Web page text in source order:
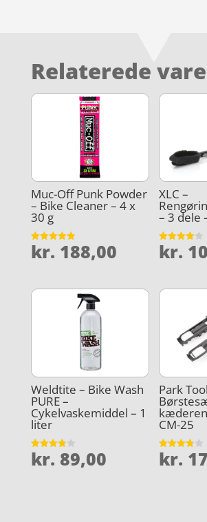
Relaterede
Muc-Off Punk Powder
– Bike Cleaner – 4 x
30 g
Vurderet
4.9
kr. 188,00
XLC –
– 3 dele
Vurderet
4
kr.
Weldtite – Bike Wash
PURE –
Cykelvaskemiddel – 1
liter
Vurderet
3.9
kr. 89,00
Park
CM-25
Vurderet
3.8
kr.